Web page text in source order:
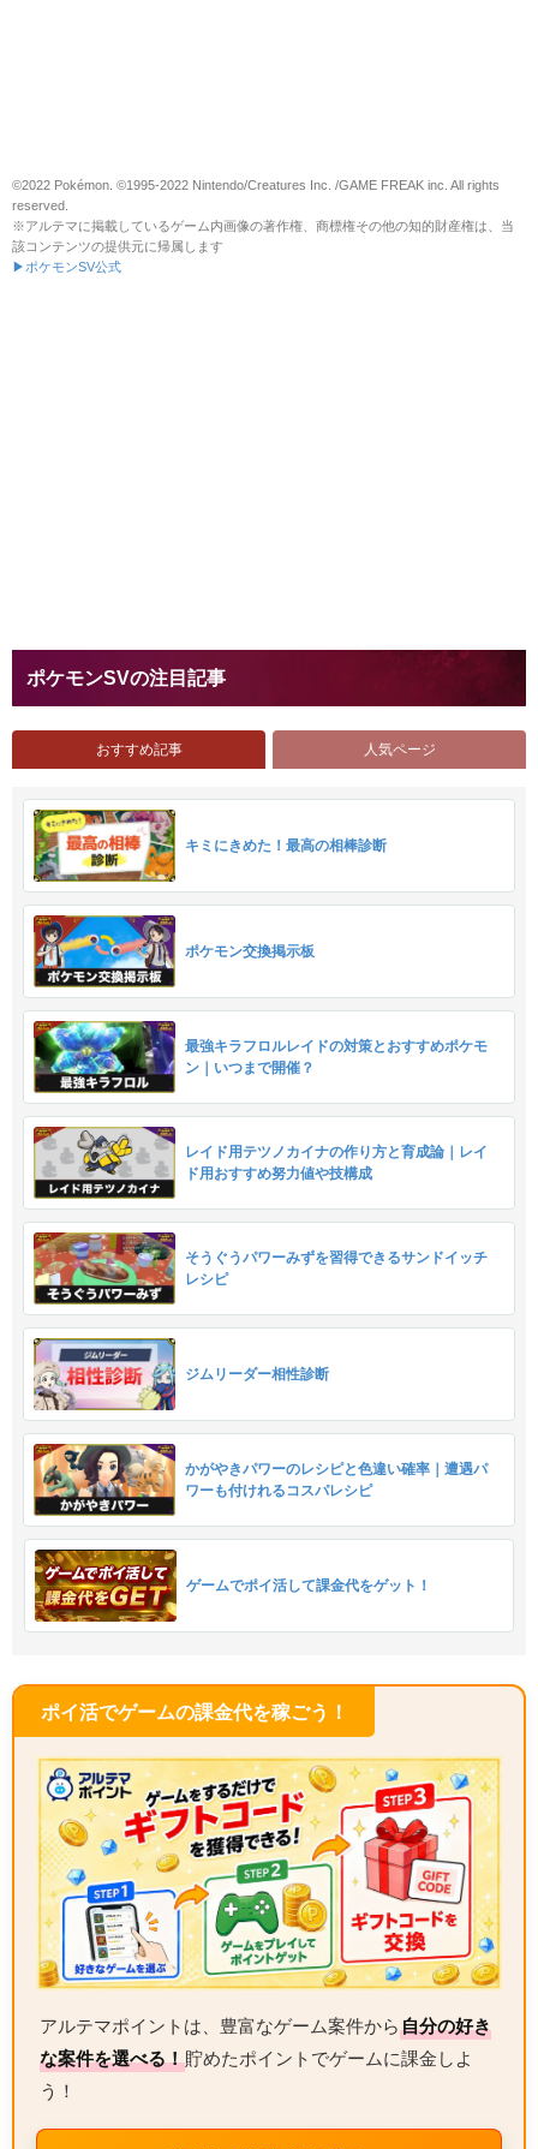
©2022 Pokémon. ©1995-2022 Nintendo/Creatures Inc. /GAME FREAK inc. All rights
reserved.
※アルテマに掲載しているゲーム内画像の著作権、商標権その他の知的財産権は、当
該コンテンツの提供元に帰属します
▶ポケモンSV公式
ポケモンSVの注目記事
おすすめ記事 人気ページ
キミにきめた！最高の相棒診断
ポケモン交換掲示板
最強キラフロルレイドの対策とおすすめポケモ
ン｜いつまで開催？
レイド用テツノカイナの作り方と育成論｜レイ
ド用おすすめ努力値や技構成
そうぐうパワーみずを習得できるサンドイッチ
レシピ
ジムリーダー相性診断
かがやきパワーのレシピと色違い確率｜遭遇パ
ワーも付けれるコスパレシピ
ゲームでポイ活して課金代をゲット！
ポイ活でゲームの課金代を稼ごう！
アルテマポイントは、豊富なゲーム案件から自分の好き
な案件を選べる！貯めたポイントでゲームに課金しよ
う！